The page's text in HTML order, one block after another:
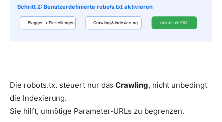
Schritt 2: Benutzerdefinierte robots.txt aktivieren
Blogger → Einstellungen Crawling & Indexierung robots.txt: EIN
Die robots.txt steuert nur das Crawling, nicht unbedingt
die Indexierung.
Sie hilft, unnötige Parameter-URLs zu begrenzen.